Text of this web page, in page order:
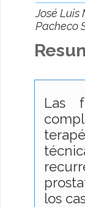
José Luis
Pacheco
Las
los